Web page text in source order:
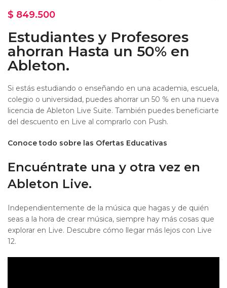
$ 849.500
Estudiantes y Profesores
ahorran Hasta un 50% en
Ableton.
Si estás estudiando o enseñando en una academia, escuela,
colegio o universidad, puedes ahorrar un 50 % en una nueva
licencia de Ableton Live Suite. También puedes beneficiarte
del descuento en Live al comprarlo con Push.
Conoce todo sobre las Ofertas Educativas
Encuéntrate una y otra vez en
Ableton Live.
Independientemente de la música que hagas y de quién
seas a la hora de crear música, siempre hay más cosas que
explorar en Live. Descubre cómo llegar más lejos con Live
12.